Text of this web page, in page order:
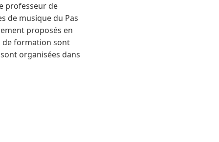
professeur de
de musique du Pas
proposés en
de formation sont
organisées dans